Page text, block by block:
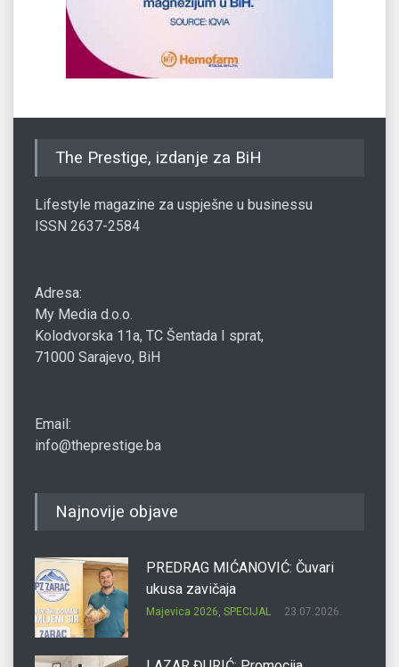
The Prestige, izdanje za BiH
Lifestyle magazine za uspješne u businessu
ISSN 2637-2584
Adresa:
My Media d.o.o.
Kolodvorska 11a, TC Šentada I sprat,
71000 Sarajevo, BiH
Email:
info@theprestige.ba
Najnovije objave
PREDRAG MIĆANOVIĆ: Čuvari
ukusa zavičaja
Majevica 2026, SPECIJAL 23.07.2026.